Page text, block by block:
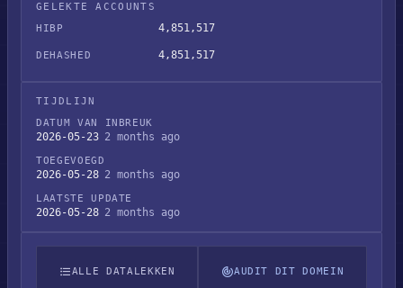
GELEKTE ACCOUNTS
HIBP
4,851,517
DEHASHED 4,851,517
TIJDLIJN
DATUM VAN INBREUK
2026-05-23 2 months ago
TOEGEVOEGD
2026-05-28 2 months ago
LAATSTE UPDATE
2026-05-28 2 months ago
ALLE DATALEKKEN AUDIT DIT DOMEIN